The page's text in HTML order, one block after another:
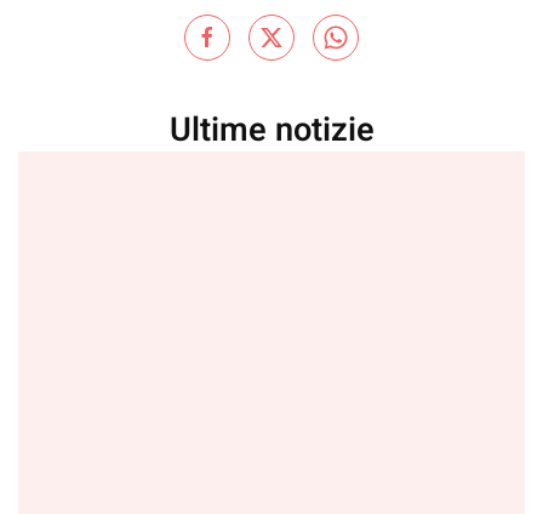
Ultime notizie